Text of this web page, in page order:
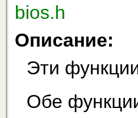
bios.h
Описание:
Эти
Обе